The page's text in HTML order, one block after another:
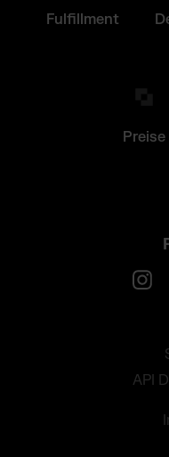
Fulfillment
Preise
API